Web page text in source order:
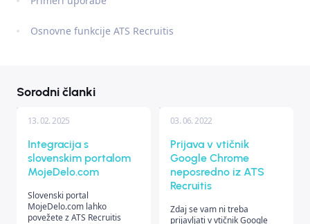
Osnovne funkcije ATS Recruitis
Sorodni članki
13. 02. 2025
Integracija s
slovenskim portalom
MojeDelo.com
Slovenski portal
MojeDelo.com lahko
povežete z ATS Recruitis
03. 06. 2022
Prijava v vtičnik
Google Chrome
neposredno iz ATS
Recruitis
Zdaj se vam ni treba
prijavljati v vtičnik Google